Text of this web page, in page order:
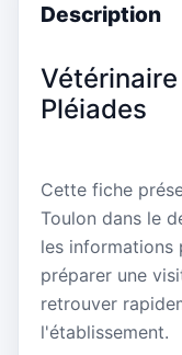
Description
Pléiades
Cette fiche
Toulon dans le
les informations
préparer une
retrouver
l'établissement.